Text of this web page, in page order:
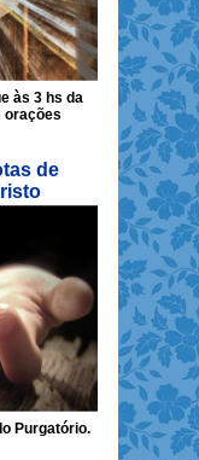
às 3 hs da
orações
de
Purgatório.